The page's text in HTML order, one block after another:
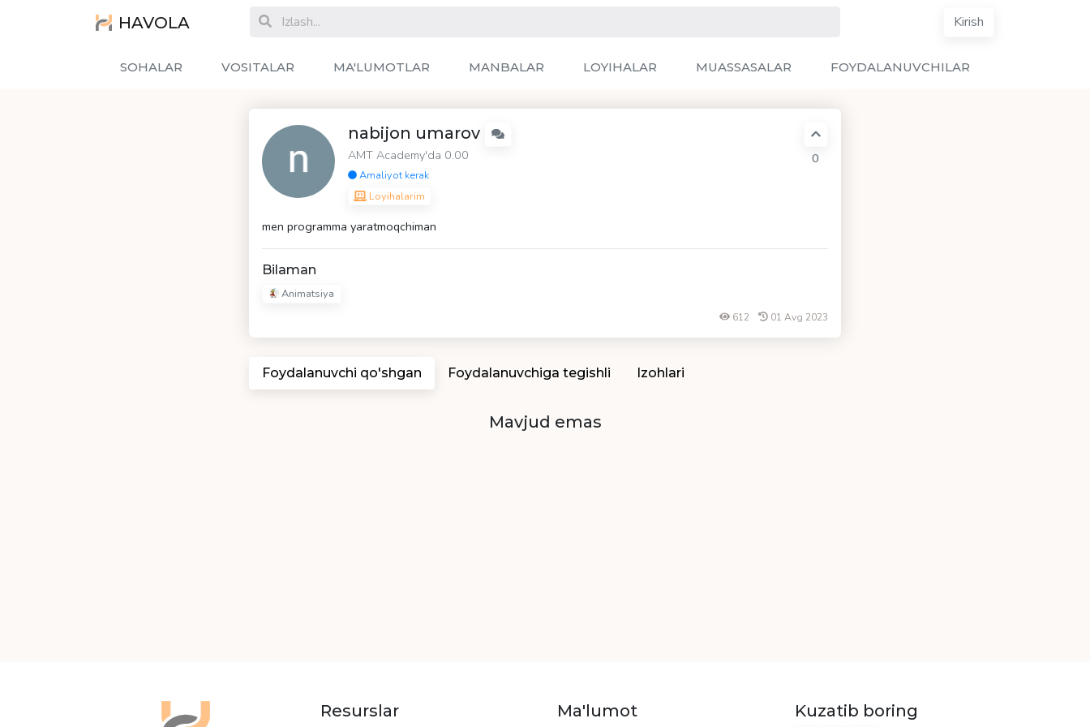
HAVOLA Kirish
SOHALAR VOSITALAR MA'LUMOTLAR MANBALAR LOYIHALAR MUASSASALAR FOYDALANUVCHILAR
nabijon umarov
AMT Academy'da 0.00
Amaliyot kerak
Loyihalarim
0
men programma yaratmoqchiman
Bilaman
Animatsiya
612 01 Avg 2023
Foydalanuvchi qo'shgan Foydalanuvchiga tegishli Izohlari
Mavjud emas
Resurslar Ma'lumot Kuzatib boring